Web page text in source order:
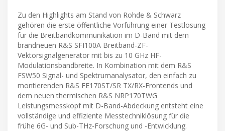
Zu den Highlights am Stand von Rohde & Schwarz
gehören die erste öffentliche Vorführung einer Testlösung
für die Breitbandkommunikation im D-Band mit dem
brandneuen R&S SFI100A Breitband-ZF-
Vektorsignalgenerator mit bis zu 10 GHz HF-
Modulationsbandbreite. In Kombination mit dem R&S
FSW50 Signal- und Spektrumanalysator, den einfach zu
montierenden R&S FE170ST/SR TX/RX-Frontends und
dem neuen thermischen R&S NRP170TWG
Leistungsmesskopf mit D-Band-Abdeckung entsteht eine
vollständige und effiziente Messtechniklösung für die
frühe 6G- und Sub-THz-Forschung und -Entwicklung.